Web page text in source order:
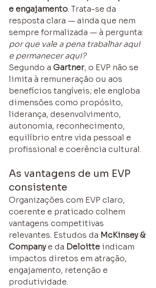
e engajamento. Trata-se da
resposta clara — ainda que nem
sempre formalizada — à pergunta:
por que vale a pena trabalhar aqui
e permanecer aqui?
Segundo a Gartner, o EVP não se
limita à remuneração ou aos
benefícios tangíveis; ele engloba
dimensões como propósito,
liderança, desenvolvimento,
autonomia, reconhecimento,
equilíbrio entre vida pessoal e
profissional e coerência cultural.
As vantagens de um EVP
consistente
Organizações com EVP claro,
coerente e praticado colhem
vantagens competitivas
relevantes. Estudos da McKinsey &
Company e da Deloitte indicam
impactos diretos em atração,
engajamento, retenção e
produtividade.